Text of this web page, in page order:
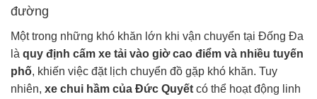
đường
Một trong những khó khăn lớn khi vận chuyển tại Đống Đa
là quy định cấm xe tải vào giờ cao điểm và nhiều tuyến
phố, khiến việc đặt lịch chuyển đồ gặp khó khăn. Tuy
nhiên, xe chui hầm của Đức Quyết có thể hoạt động linh